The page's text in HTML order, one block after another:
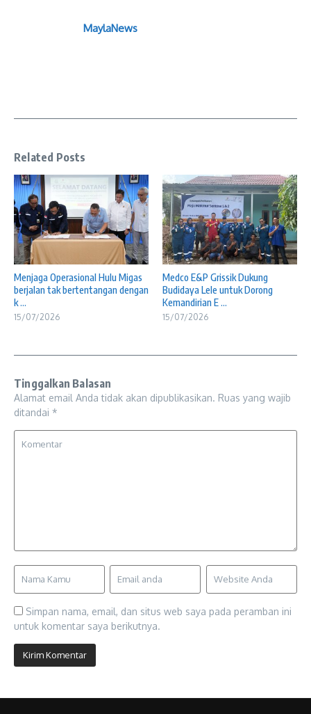
MaylaNews
Related Posts
Menjaga Operasional Hulu Migas
berjalan tak bertentangan dengan
k ...
15/07/2026
Medco E&P Grissik Dukung
Budidaya Lele untuk Dorong
Kemandirian E ...
15/07/2026
Tinggalkan Balasan
Alamat email Anda tidak akan dipublikasikan. Ruas yang wajib
ditandai *
Simpan nama, email, dan situs web saya pada peramban ini
untuk komentar saya berikutnya.